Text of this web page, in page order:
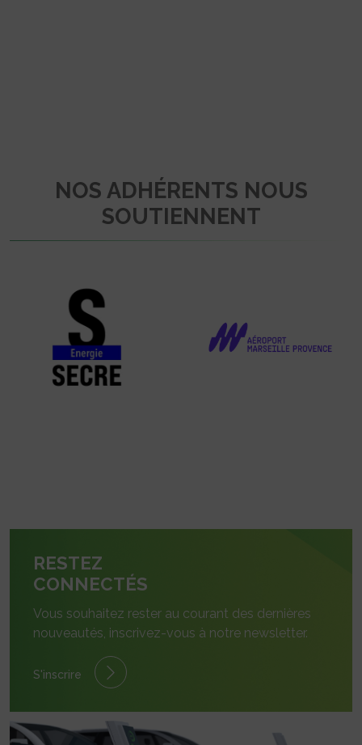
NOS ADHÉRENTS NOUS
SOUTIENNENT
RESTEZ
CONNECTÉS
Vous souhaitez rester au courant des dernières
nouveautés, inscrivez-vous à notre newsletter.
S'inscrire